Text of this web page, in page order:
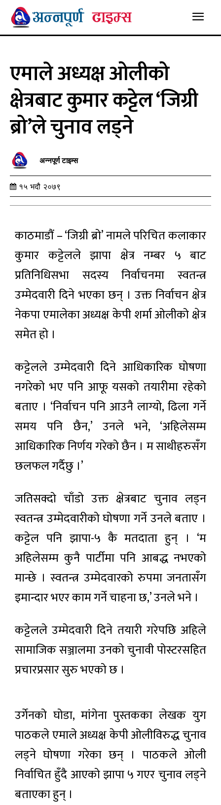
एमाले अध्यक्ष ओलीको
क्षेत्रबाट कुमार कट्टेल ‘जिग्री
ब्रो’ले चुनाव लड्ने
अन्नपूर्ण टाइम्स
१५ भदौ २०७९
काठमाडौं – ‘जिग्री ब्रो’ नामले परिचित कलाकार
कुमार कट्टेलले झापा क्षेत्र नम्बर ५ बाट
प्रतिनिधिसभा सदस्य निर्वाचनमा स्वतन्त्र
उम्मेदवारी दिने भएका छन् । उक्त निर्वाचन क्षेत्र
नेकपा एमालेका अध्यक्ष केपी शर्मा ओलीको क्षेत्र
समेत हो ।
कट्टेलले उम्मेदवारी दिने आधिकारिक घोषणा
नगरेको भए पनि आफू यसको तयारीमा रहेको
बताए । ‘निर्वाचन पनि आउनै लाग्यो, ढिला गर्ने
समय पनि छैन,’ उनले भने, ‘अहिलेसम्म
आधिकारिक निर्णय गरेको छैन । म साथीहरुसँग
छलफल गर्दैछु ।’
जतिसक्दो चाँडो उक्त क्षेत्रबाट चुनाव लड्न
स्वतन्त्र उम्मेदवारीको घोषणा गर्ने उनले बताए ।
कट्टेल पनि झापा-५ कै मतदाता हुन् । ‘म
अहिलेसम्म कुनै पार्टीमा पनि आबद्ध नभएको
मान्छे । स्वतन्त्र उम्मेदवारको रुपमा जनतासँग
इमान्दार भएर काम गर्ने चाहना छ,’ उनले भने ।
कट्टेलले उम्मेदवारी दिने तयारी गरेपछि अहिले
सामाजिक सञ्जालमा उनको चुनावी पोस्टरसहित
प्रचारप्रसार सुरु भएको छ ।
उर्गेनको घोडा, मांगेना पुस्तकका लेखक युग
पाठकले एमाले अध्यक्ष केपी ओलीविरुद्ध चुनाव
लड्ने घोषणा गरेका छन् । पाठकले ओली
निर्वाचित हुँदै आएको झापा ५ गएर चुनाव लड्ने
बताएका हुन् ।